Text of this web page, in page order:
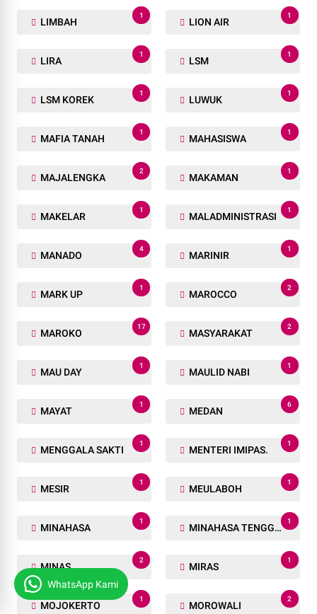
LIMBAH
1
LION AIR
1
LIRA
1
LSM
1
LSM KOREK
1
LUWUK
1
MAFIA TANAH
1
MAHASISWA
1
MAJALENGKA
2
MAKAMAN
1
MAKELAR
1
MALADMINISTRASI
1
MANADO
4
MARINIR
1
MARK UP
1
MAROCCO
2
MAROKO
17
MASYARAKAT
2
MAU DAY
1
MAULID NABI
1
MAYAT
1
MEDAN
6
MENGGALA SAKTI
1
MENTERI IMIPAS.
1
MESIR
1
MEULABOH
1
MINAHASA
1
MINAHASA TENGGARA
1
MINAS
2
MIRAS
1
MOJOKERTO
1
MOROWALI
2
WhatsApp Kami